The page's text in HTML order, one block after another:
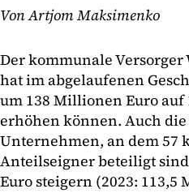
Von Artjom Maksimenko
Der kommunale Versorger
hat im abgelaufenen
um 138 Millionen Euro
erhöhen können. Auch
Unternehmen, an dem 57
Anteilseigner beteiligt
Euro steigern (2023: 113,5